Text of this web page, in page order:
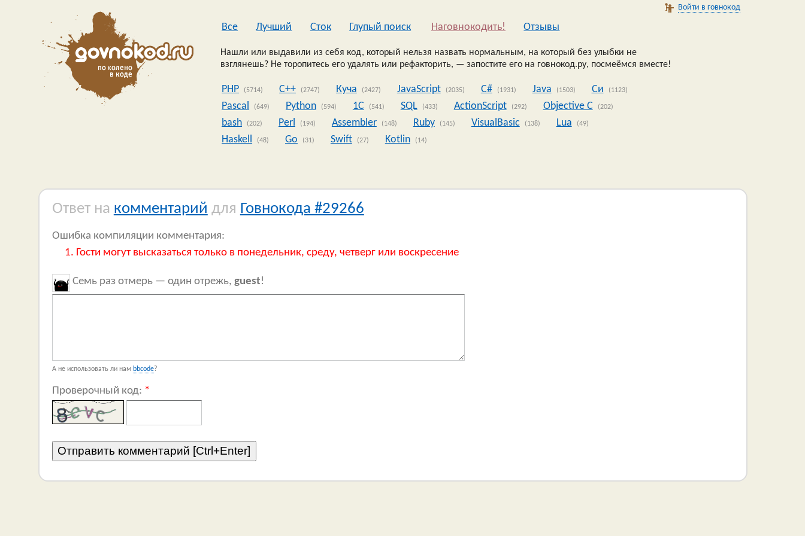
Войти в говнокод
Все Лучший Сток Глупый поиск Наговнокодить! Oтзывы
Нашли или выдавили из себя код, который нельзя назвать нормальным, на который без улыбки не
взглянешь? Не торопитесь его удалять или рефакторить, — запостите его на говнокод.ру, посмеёмся вместе!
PHP (5714) C++ (2747) Куча (2427) JavaScript (2035) C# (1931) Java (1503) Си (1123)
Pascal (649) Python (594) 1C (541) SQL (433) ActionScript (292) Objective C (202)
bash (202) Perl (194) Assembler (148) Ruby (145) VisualBasic (138) Lua (49)
Haskell (48) Go (31) Swift (27) Kotlin (14)
Ответ на комментарий для Говнокода #29266
Ошибка компиляции комментария:
Гости могут высказаться только в понедельник, среду, четверг или воскресение
Семь раз отмерь — один отрежь, guest!
А не использовать ли нам bbcode?
Проверочный код: *